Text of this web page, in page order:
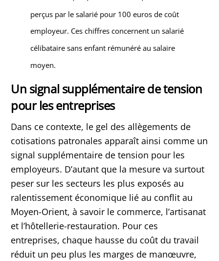
perçus par le salarié pour 100 euros de coût
employeur. Ces chiffres concernent un salarié
célibataire sans enfant rémunéré au salaire
moyen.
Un signal supplémentaire de tension
pour les entreprises
Dans ce contexte, le gel des allègements de
cotisations patronales apparaît ainsi comme un
signal supplémentaire de tension pour les
employeurs. D’autant que la mesure va surtout
peser sur les secteurs les plus exposés au
ralentissement économique lié au conflit au
Moyen-Orient, à savoir le commerce, l’artisanat
et l’hôtellerie-restauration. Pour ces
entreprises, chaque hausse du coût du travail
réduit un peu plus les marges de manœuvre,